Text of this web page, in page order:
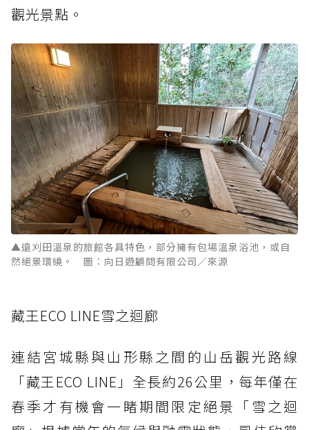
觀光景點。
▲遠刈田溫泉的旅館各具特色，部分擁有包場溫泉浴池，或自
然絕景環繞。 圖：向日遊顧問有限公司／來源
藏王ECO LINE雪之迴廊
連結宮城縣與山形縣之間的山岳觀光路線
「藏王ECO LINE」全長約26公里，每年僅在
春季才有機會一睹期間限定絕景「雪之迴